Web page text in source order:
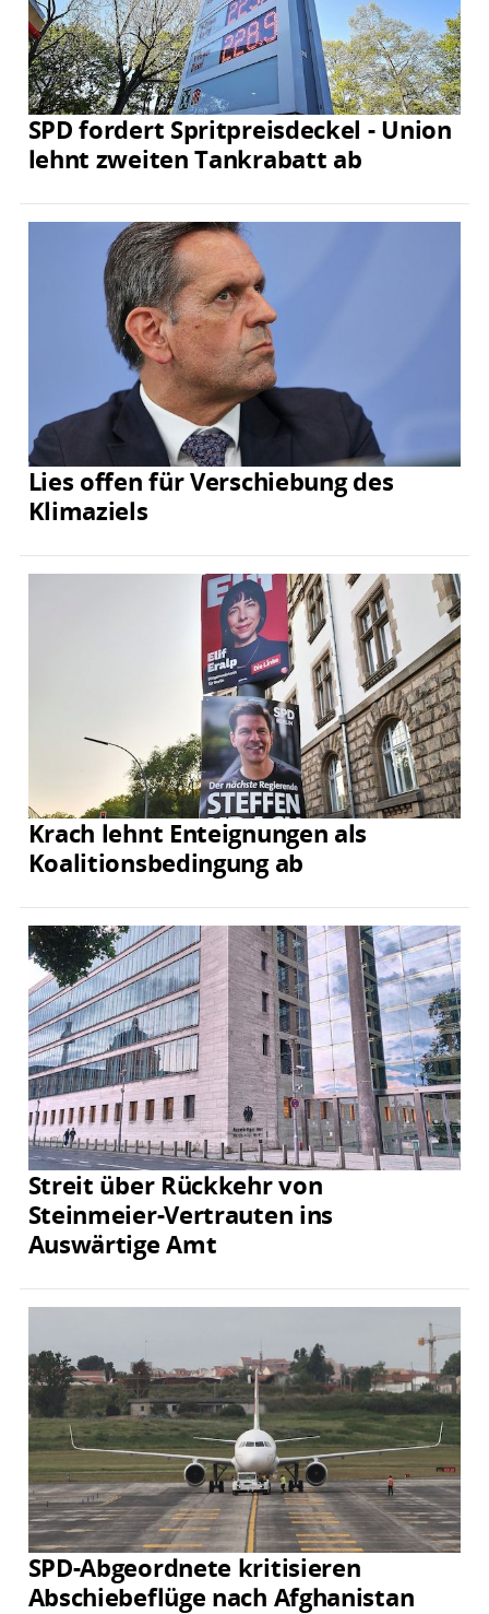
SPD fordert Spritpreisdeckel - Union
lehnt zweiten Tankrabatt ab
Lies offen für Verschiebung des
Klimaziels
Krach lehnt Enteignungen als
Koalitionsbedingung ab
Streit über Rückkehr von
Steinmeier-Vertrauten ins
Auswärtige Amt
SPD-Abgeordnete kritisieren
Abschiebeflüge nach Afghanistan